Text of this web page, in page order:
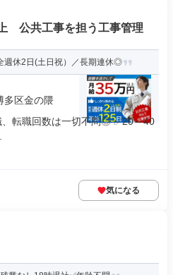
公共工事を担う工事管理
週休2日(土日祝）／長期連休◎
多区金の隈
転職回数は一切不問◎ ✅20～40
気になる